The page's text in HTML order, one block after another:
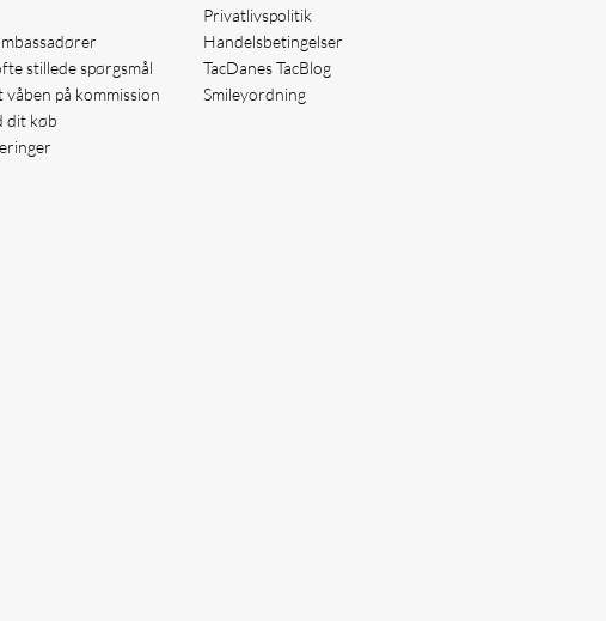
stillede spørgsmål
våben på kommission
dit køb
Privatlivspolitik
Handelsbetingelser
TacDanes TacBlog
Smileyordning